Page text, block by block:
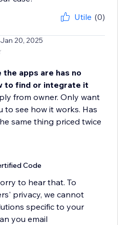
Utile (0)
20, 2025
apps are has no
to find or integrate it
from owner. Only want
see how it works. Has
same thing priced twice
Code
to hear that. To
privacy, we cannot
specific to your
you email